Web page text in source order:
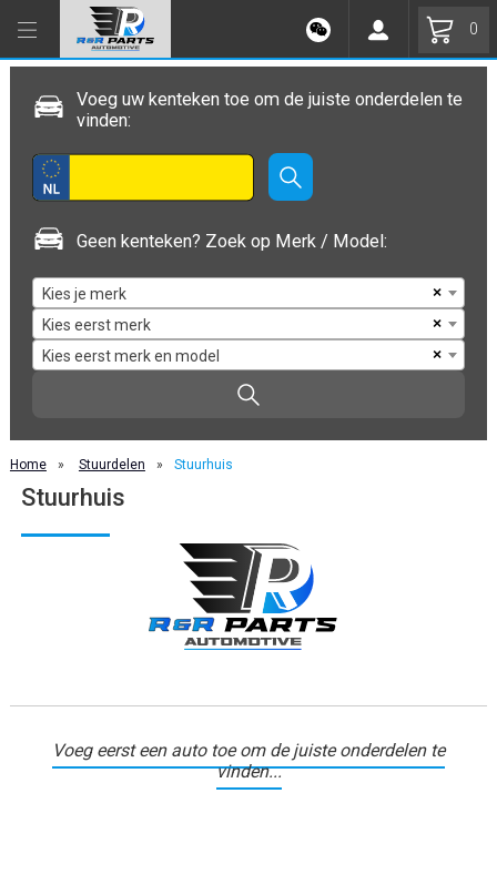
0
Voeg uw kenteken toe om de juiste onderdelen te
vinden:
Geen kenteken? Zoek op Merk / Model:
×
Kies je merk
×
Kies eerst merk
×
Kies eerst merk en model
Home » Stuurdelen » Stuurhuis
Stuurhuis
Voeg eerst een auto toe om de juiste onderdelen te
vinden...